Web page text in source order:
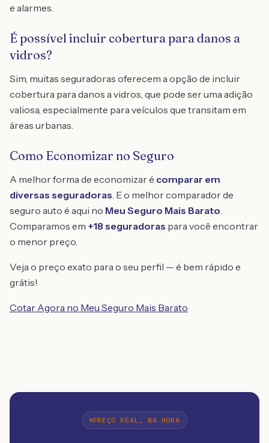
e alarmes.
É possível incluir cobertura para danos a
vidros?
Sim, muitas seguradoras oferecem a opção de incluir
cobertura para danos a vidros, que pode ser uma adição
valiosa, especialmente para veículos que transitam em
áreas urbanas.
Como Economizar no Seguro
A melhor forma de economizar é comparar em
diversas seguradoras. E o melhor comparador de
seguro auto é aqui no Meu Seguro Mais Barato.
Comparamos em +18 seguradoras para você encontrar
o menor preço.
Veja o preço exato para o seu perfil — é bem rápido e
grátis!
Cotar Agora no Meu Seguro Mais Barato
PREÇO REAL, NA HORA